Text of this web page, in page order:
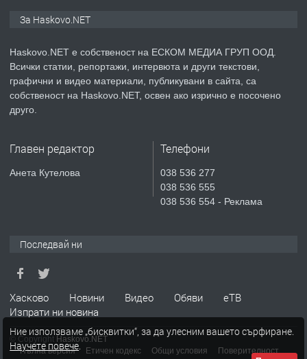
преди 4 дни
ПРЕДЛАГА
Продавам парцел в гр. Хасково кв.
СГЛОБЯВАНЕ НА МЕБЕЛИ.
апартамент под наем в кв.
Училищни, гр. Хасково.
преди 4 дни
За Haskovo.NET
Haskovo.NET е собственост на ЕСКОМ МЕДИА ГРУП ООД.
Всички статии, репортажи, интервюта и други текстови,
графични и видео материали, публикувани в сайта, са
собственост на Haskovo.NET, освен ако изрично е посочено
друго.
Главен редактор
Анета Кутелова
Телефони
038 536 277
038 536 555
038 536 554 - Реклама
Последвай ни
Хасково Новини Видео Обяви
еТВ
Изпрати ни новина
© Copyright Haskovo.NET
Пълна версия
Етичен кодекс Общи условия
Поверителност
Ние използваме „бисквитки“, за да улесним вашето сърфиране.
Научете повече.